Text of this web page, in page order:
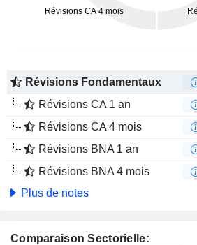
Révisions Fondamentaux
Révisions CA 1 an
Révisions CA 4 mois
Révisions BNA 1 an
Révisions BNA 4 mois
Plus de notes
Comparaison Sectorielle: